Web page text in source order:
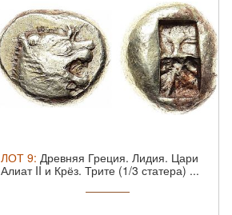
ЛОТ 9: Древняя Греция. Лидия. Цари
Алиат II и Крёз. Трите (1/3 статера) ...